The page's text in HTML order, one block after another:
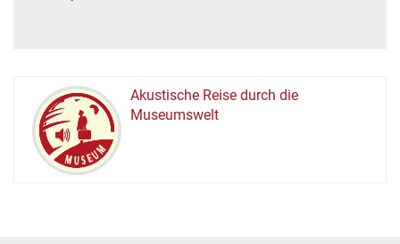
MUSEUM
Akustische Reise durch die
Museumswelt